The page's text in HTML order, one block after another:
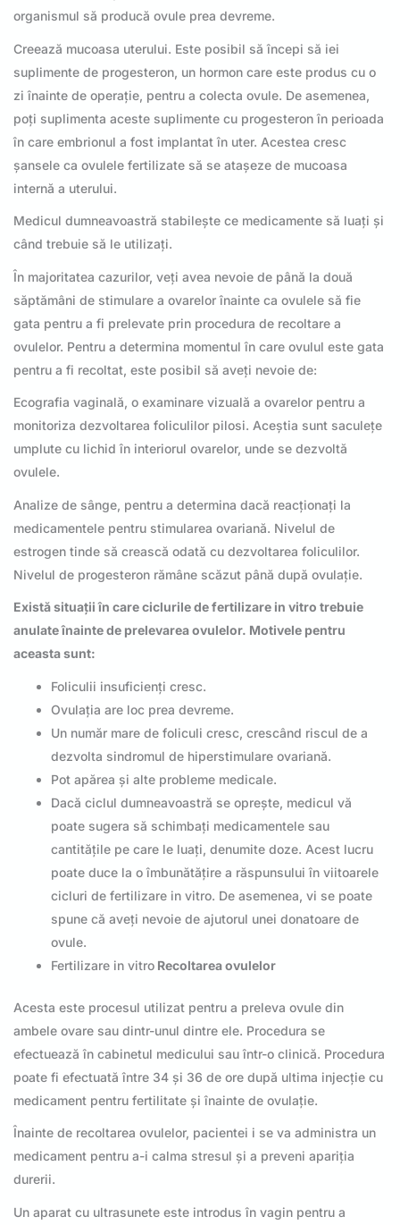
organismul să producă ovule prea devreme.
Creează mucoasa uterului. Este posibil să începi să iei
suplimente de progesteron, un hormon care este produs cu o
zi înainte de operație, pentru a colecta ovule. De asemenea,
poți suplimenta aceste suplimente cu progesteron în perioada
în care embrionul a fost implantat în uter. Acestea cresc
șansele ca ovulele fertilizate să se atașeze de mucoasa
internă a uterului.
Medicul dumneavoastră stabilește ce medicamente să luați și
când trebuie să le utilizați.
În majoritatea cazurilor, veți avea nevoie de până la două
săptămâni de stimulare a ovarelor înainte ca ovulele să fie
gata pentru a fi prelevate prin procedura de recoltare a
ovulelor. Pentru a determina momentul în care ovulul este gata
pentru a fi recoltat, este posibil să aveți nevoie de:
Ecografia vaginală, o examinare vizuală a ovarelor pentru a
monitoriza dezvoltarea foliculilor pilosi. Aceștia sunt saculețe
umplute cu lichid în interiorul ovarelor, unde se dezvoltă
ovulele.
Analize de sânge, pentru a determina dacă reacționați la
medicamentele pentru stimularea ovariană. Nivelul de
estrogen tinde să crească odată cu dezvoltarea foliculilor.
Nivelul de progesteron rămâne scăzut până după ovulație.
Există situații în care ciclurile de fertilizare in vitro trebuie
anulate înainte de prelevarea ovulelor. Motivele pentru
aceasta sunt:
Foliculii insuficienți cresc.
Ovulația are loc prea devreme.
Un număr mare de foliculi cresc, crescând riscul de a
dezvolta sindromul de hiperstimulare ovariană.
Pot apărea și alte probleme medicale.
Dacă ciclul dumneavoastră se oprește, medicul vă
poate sugera să schimbați medicamentele sau
cantitățile pe care le luați, denumite doze. Acest lucru
poate duce la o îmbunătățire a răspunsului în viitoarele
cicluri de fertilizare in vitro. De asemenea, vi se poate
spune că aveți nevoie de ajutorul unei donatoare de
ovule.
Fertilizare in vitro Recoltarea ovulelor
Acesta este procesul utilizat pentru a preleva ovule din
ambele ovare sau dintr-unul dintre ele. Procedura se
efectuează în cabinetul medicului sau într-o clinică. Procedura
poate fi efectuată între 34 și 36 de ore după ultima injecție cu
medicament pentru fertilitate și înainte de ovulație.
Înainte de recoltarea ovulelor, pacientei i se va administra un
medicament pentru a-i calma stresul și a preveni apariția
durerii.
Un aparat cu ultrasunete este introdus în vagin pentru a